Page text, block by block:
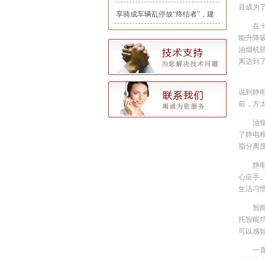
瓦
享骑成车辆乱停放“终结者”，建
立首个共享电单车推荐停车点
且成为
在
能升降
油烟机
离达到
说到静
前，方
油
了静电
脂分离
静
心应手
生活习
智
托智能
可以感
一